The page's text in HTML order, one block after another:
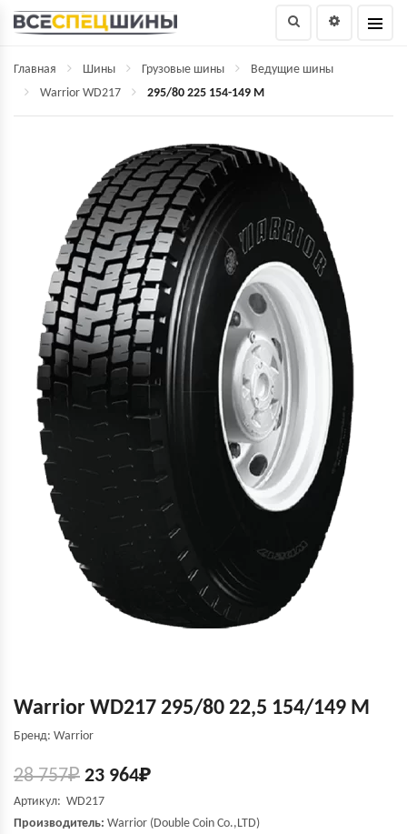
Главная Шины Грузовые шины
Ведущие шины
Warrior WD217
295/80 225 154-149 M
Warrior WD217 295/80 22,5 154/149 M
Бренд: Warrior
28 757₽ 23 964₽
Артикул: WD217
Производитель: Warrior (Double Coin Co.,LTD)